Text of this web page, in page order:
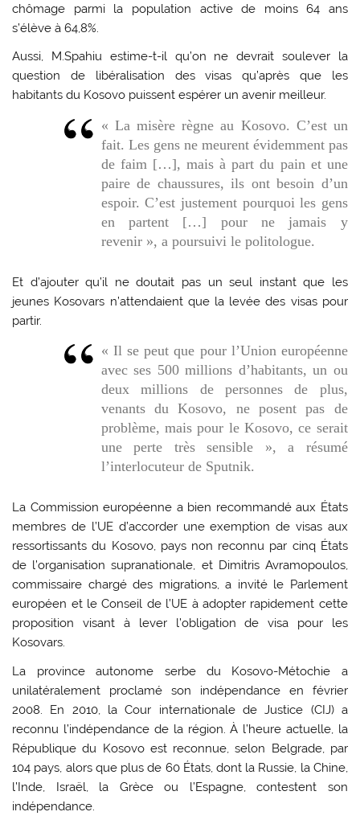
chômage parmi la population active de moins 64 ans
s’élève à 64,8%.
Aussi, M.Spahiu estime-t-il qu’on ne devrait soulever la
question de libéralisation des visas qu’après que les
habitants du Kosovo puissent espérer un avenir meilleur.
« La misère règne au Kosovo. C’est un
fait. Les gens ne meurent évidemment pas
de faim […], mais à part du pain et une
paire de chaussures, ils ont besoin d’un
espoir. C’est justement pourquoi les gens
en partent […] pour ne jamais y
revenir », a poursuivi le politologue.
Et d’ajouter qu’il ne doutait pas un seul instant que les
jeunes Kosovars n’attendaient que la levée des visas pour
partir.
« Il se peut que pour l’Union européenne
avec ses 500 millions d’habitants, un ou
deux millions de personnes de plus,
venants du Kosovo, ne posent pas de
problème, mais pour le Kosovo, ce serait
une perte très sensible », a résumé
l’interlocuteur de Sputnik.
La Commission européenne a bien recommandé aux États
membres de l’UE d’accorder une exemption de visas aux
ressortissants du Kosovo, pays non reconnu par cinq États
de l’organisation supranationale, et Dimitris Avramopoulos,
commissaire chargé des migrations, a invité le Parlement
européen et le Conseil de l’UE à adopter rapidement cette
proposition visant à lever l’obligation de visa pour les
Kosovars.
La province autonome serbe du Kosovo-Métochie a
unilatéralement proclamé son indépendance en février
2008. En 2010, la Cour internationale de Justice (CIJ) a
reconnu l’indépendance de la région. À l’heure actuelle, la
République du Kosovo est reconnue, selon Belgrade, par
104 pays, alors que plus de 60 États, dont la Russie, la Chine,
l’Inde, Israël, la Grèce ou l’Espagne, contestent son
indépendance.